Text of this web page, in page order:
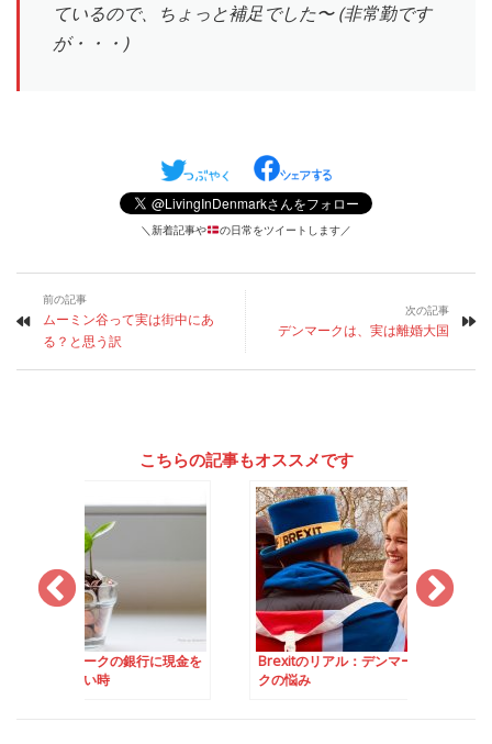
ているので、ちょっと補足でした〜 (非常勤です
が・・・)
＼新着記事や の日常をツイートします／
前の記事
ムーミン谷って実は街中にあ
る？と思う訳
次の記事
デンマークは、実は離婚大国
こちらの記事もオススメです
の銀行に現金を
Brexitのリアル：デンマー
Brexitのリアル：影